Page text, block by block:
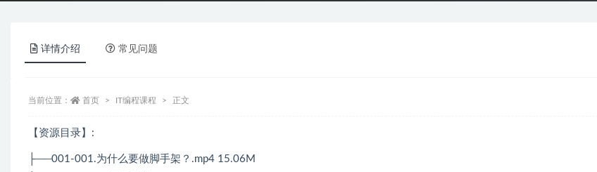
详情介绍 常见问题
当前位置： 首页 IT编程课程 正文
【资源目录】:
├──001-001.为什么要做脚手架？.mp4 15.06M